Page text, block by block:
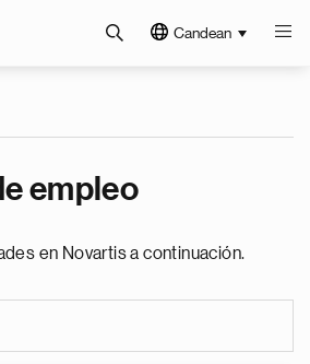
Candean
empleo
en Novartis a continuación.